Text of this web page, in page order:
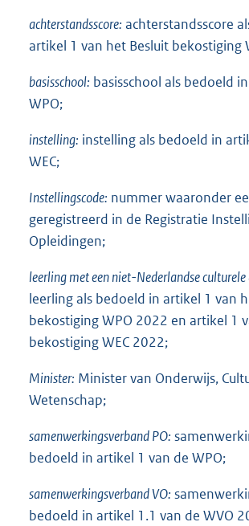
achterstandsscore: achterstandsscore
artikel 1 van het Besluit bekostiging
basisschool: basisschool als bedoeld
WPO;
instelling: instelling als bedoeld in
WEC;
Instellingscode: nummer waaronder
geregistreerd in de Registratie
Opleidingen;
leerling met een niet-Nederlandse
leerling als bedoeld in artikel 1 van
bekostiging WPO 2022 en artikel 1
bekostiging WEC 2022;
Minister: Minister van Onderwijs,
Wetenschap;
samenwerkingsverband PO:
bedoeld in artikel 1 van de WPO;
samenwerkingsverband VO:
bedoeld in artikel 1.1 van de WVO